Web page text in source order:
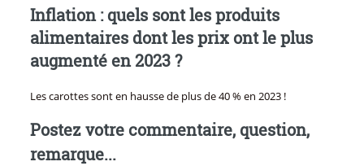
Inflation : quels sont les produits
alimentaires dont les prix ont le plus
augmenté en 2023 ?
Les carottes sont en hausse de plus de 40 % en 2023 !
Postez votre commentaire, question,
remarque...